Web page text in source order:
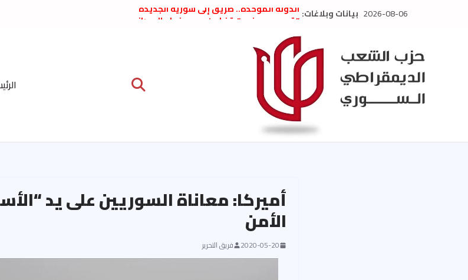
2026-08-06 بيانات وبلاغات: الدولة الموحّدة.. طريق إلى سورية الجديدة
تعزية بوفاة المناضل حسن عبدالعظيم الأمين
العام السابق لحزب الاتحاد الاشتراكي العربي
الديمقراطي
بلاغ صادر عن اجتماع اللجنة المركزية نيسان
الحرب الأمريكية الإسرائيلية على نظام الملالي
في إيران .. بيان من حزب الشعب الديمقراطي
السوري
أميركا: معاناة السوريين على يد
الأمن
2020-05-20 فريق التحرير